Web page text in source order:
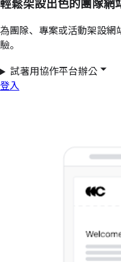
輕鬆架設出色的團隊網
為團隊、專案或活動架設網
驗。
試著用協作平台辦公
登入